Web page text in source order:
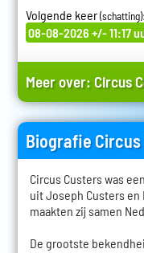
Volgende keer(schatting):
08-08-2026 +/- 11:17
Meer over: Circus
Biografie
Circus Custers was
uit Joseph Custers en
maakten zij samen
De grootste